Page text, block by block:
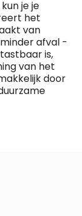
je je
het
van
afval -
is,
van het
door